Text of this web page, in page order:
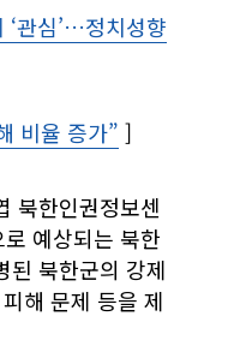
‘관심’…정치성향
비율 증가” Opens in
]
북한인권정보센
예상되는 북한
된 북한군의 강제
해 문제 등을 제